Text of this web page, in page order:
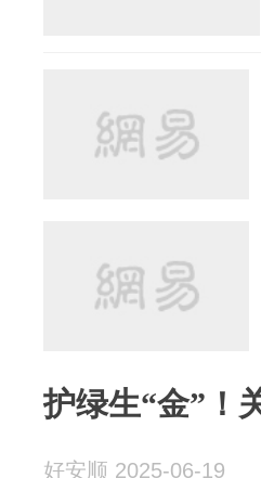
护绿生“金”！
好安顺 2025-06-19